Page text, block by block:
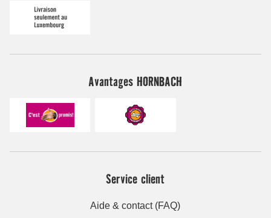
Avantages HORNBACH
Service client
Aide & contact (FAQ)